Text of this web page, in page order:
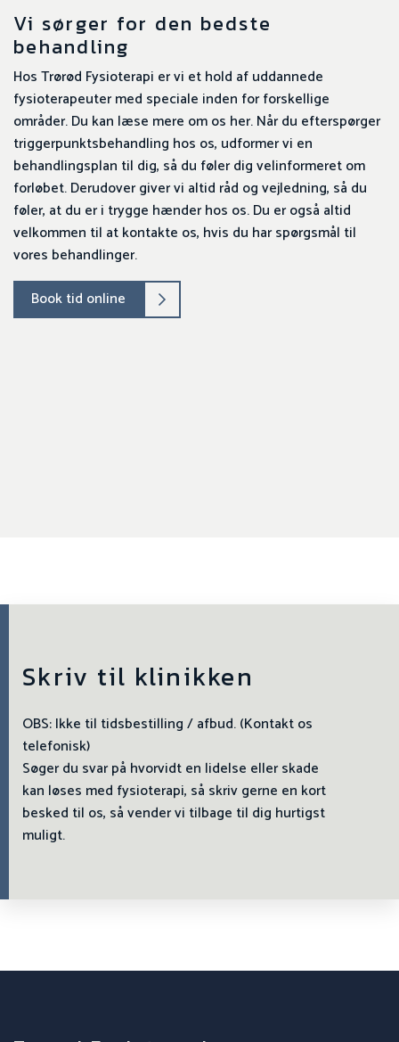
Vi sørger for den bedste
behandling​
Hos Trørød Fysioterapi er vi et hold af uddannede
fysioterapeuter med speciale inden for forskellige
områder. Du kan læse mere om os her. Når du efterspørger
triggerpunktsbehandling hos os, udformer vi en
behandlingsplan til dig, så du føler dig velinformeret om
forløbet. Derudover giver vi altid råd og vejledning, så du
føler, at du er i trygge hænder hos os. Du er også altid
velkommen til at kontakte os, hvis du har spørgsmål til
vores behandlinger.​
Book tid online
Skriv til klinikken
OBS: Ikke til tidsbestilling / afbud. (Kontakt os
telefonisk)
Søger du svar på hvorvidt en lidelse eller skade
kan løses med fysioterapi, så skriv gerne en kort
besked til os, så vender vi tilbage til dig hurtigst
muligt.